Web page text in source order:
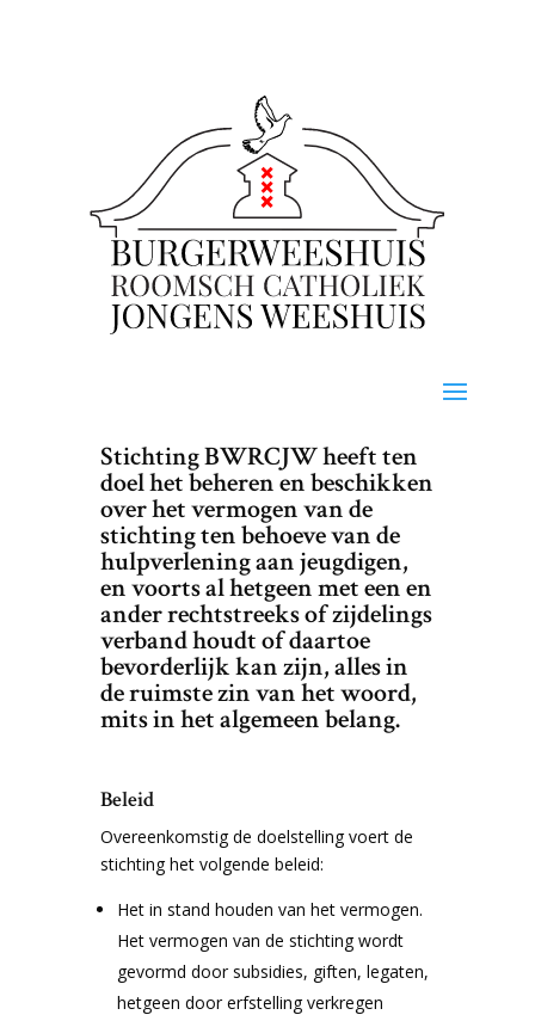
Stichting BWRCJW heeft ten
doel het beheren en beschikken
over het vermogen van de
stichting ten behoeve van de
hulpverlening aan jeugdigen,
en voorts al hetgeen met een en
ander rechtstreeks of zijdelings
verband houdt of daartoe
bevorderlijk kan zijn, alles in
de ruimste zin van het woord,
mits in het algemeen belang.
Beleid
Overeenkomstig de doelstelling voert de
stichting het volgende beleid:
Het in stand houden van het vermogen.
Het vermogen van de stichting wordt
gevormd door subsidies, giften, legaten,
hetgeen door erfstelling verkregen